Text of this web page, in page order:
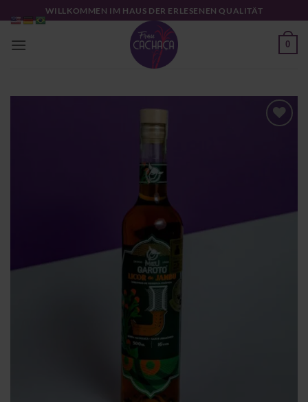
Inhalt
springen
WILLKOMMEN IM HAUS DER ERLESENEN QUALITÄT
0